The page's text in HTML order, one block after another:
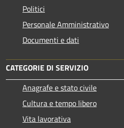
Politici
Personale Amministrativo
Documenti e dati
CATEGORIE DI SERVIZIO
Anagrafe e stato civile
Cultura e tempo libero
Vita lavorativa